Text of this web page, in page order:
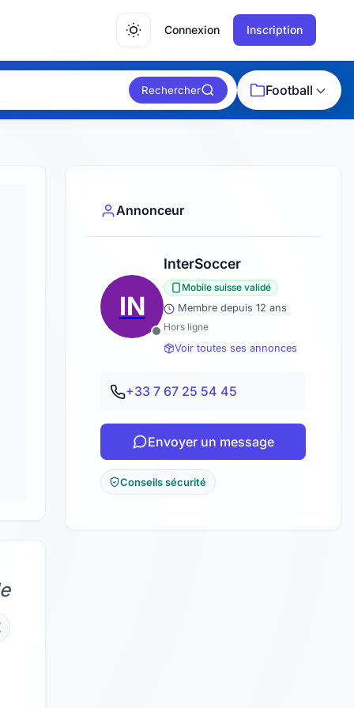
Connexion Inscription
Rechercher Football
Annonceur
IN
InterSoccer
Mobile suisse validé
Membre depuis 12 ans
Hors ligne
Voir toutes ses annonces
+33 7 67 25 54 45
Envoyer un message
Conseils sécurité